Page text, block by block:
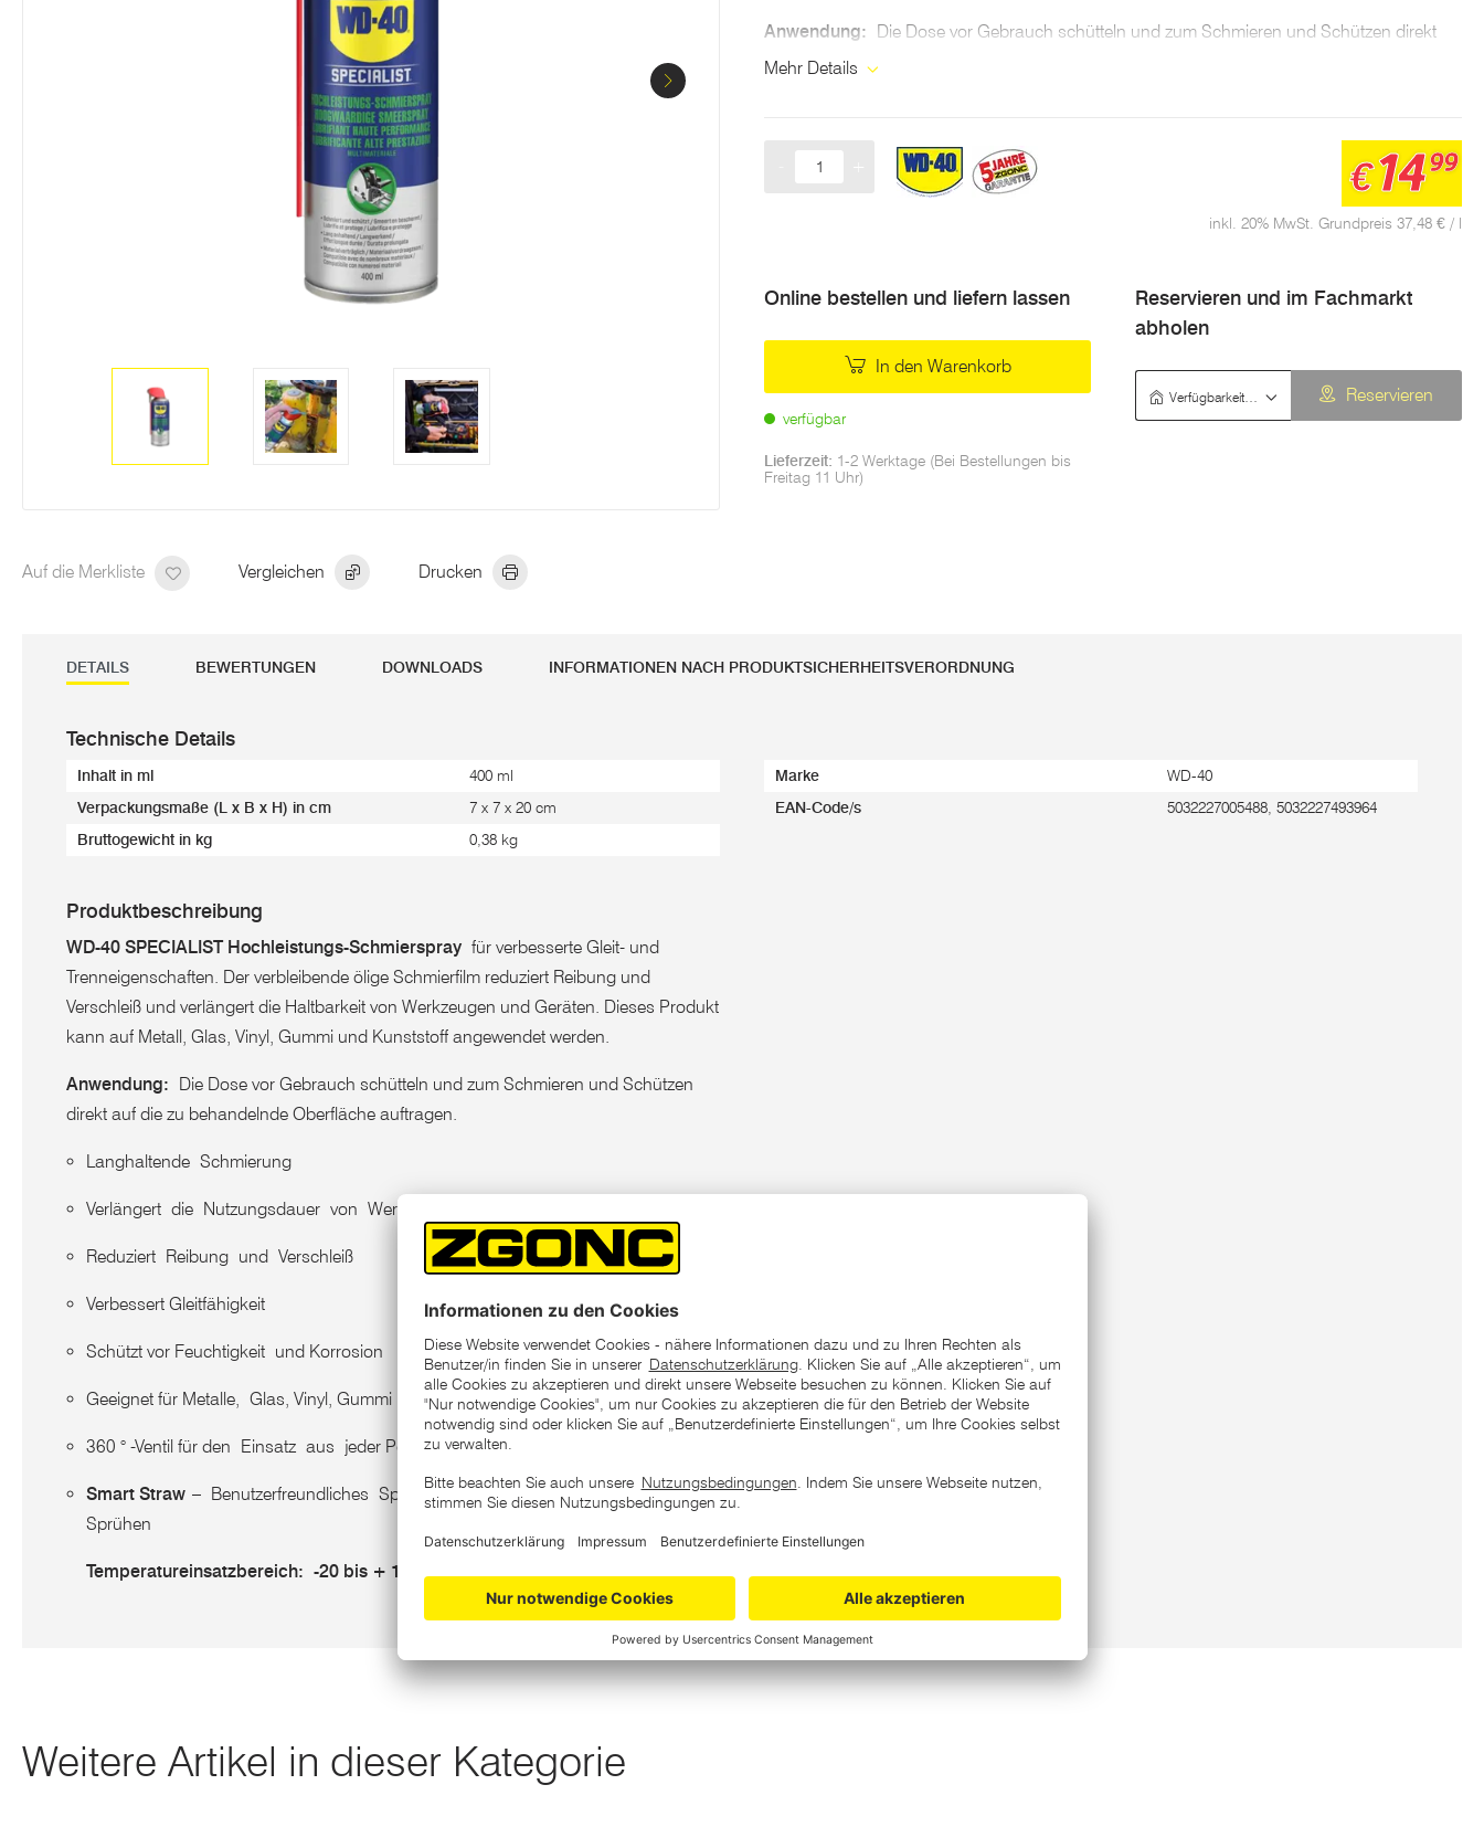
Auf die Merkliste Vergleichen Drucken
Anwendung: Die Dose vor Gebrauch schütteln und zum Schmieren und Schützen direkt
auf die zu behandelnde Oberfläche auftragen.
Verlängert die Nutzungsdauer von Werkzeugen und Geräten​
Reduziert Reibung und Verschleiß​
Geeignet für Metalle, Glas, Vinyl, Gummi und Kunststoff​
360 ° -Ventil für den Einsatz aus jeder Position
Smart Straw
– Benutzerfreundliches Sprühsystem für flächiges und punktiertes
Temperatureinsatzbereich:
Mehr Details
inkl. 20% MwSt. Grundpreis 37,48 € / l
€1499
Online bestellen und liefern lassen
In den Warenkorb
verfügbar
Lieferzeit: 1-2 Werktage (Bei Bestellungen bis
Freitag 11 Uhr)
Reservieren und im Fachmarkt
abholen
Reservieren
DETAILS BEWERTUNGEN DOWNLOADS INFORMATIONEN NACH PRODUKTSICHERHEITSVERORDNUNG
Technische Details
Inhalt in ml 400 ml
Verpackungsmaße (L x B x H) in cm 7 x 7 x 20 cm
Bruttogewicht in kg 0,38 kg
Marke WD-40
EAN-Code/s 5032227005488, 5032227493964
Produktbeschreibung
WD-40 SPECIALIST Hochleistungs-Schmierspray für verbesserte Gleit- und
Trenneigenschaften. Der verbleibende ölige Schmierfilm reduziert Reibung und
Verschleiß und verlängert die Haltbarkeit von Werkzeugen und Geräten. Dieses Produkt
kann auf Metall, Glas, Vinyl, Gummi und Kunststoff angewendet werden.
Anwendung: Die Dose vor Gebrauch schütteln und zum Schmieren und Schützen
direkt auf die zu behandelnde Oberfläche auftragen.
Langhaltende Schmierung​​
Verlängert die Nutzungsdauer von Werkzeugen und Geräten​
Reduziert Reibung und Verschleiß​
Verbessert Gleitfähigkeit​
Schützt vor Feuchtigkeit und Korrosion​
Geeignet für Metalle, Glas, Vinyl, Gummi und Kunststoff​
360 ° -Ventil für den Einsatz aus jeder Position
Smart Straw – Benutzerfreundliches Sprühsystem für flächiges und punktiertes
Sprühen
Temperatureinsatzbereich: -20 bis + 100℃
Weitere Artikel in dieser Kategorie